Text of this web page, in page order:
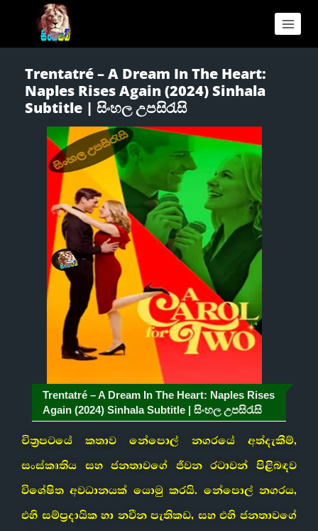
Trentatré – A Dream In The Heart:
Naples Rises Again (2024) Sinhala
Subtitle | සිංහල උපසිරැසි
Trentatré – A Dream In The Heart: Naples Rises
Again (2024) Sinhala Subtitle | සිංහල උපසිරැසි
චිත්‍රපටයේ කතාව නේපොල් නගරයේ අත්දැකීම්,
සංස්කෘතිය සහ ජනතාවගේ ජීවන රටාවන් පිළිබඳව
විශේෂිත අවධානයක් යොමු කරයි. නේපොල් නගරය,
එහි සම්ප්‍රදායික හා නවීන පැතිකඩ, සහ එහි ජනතාවගේ